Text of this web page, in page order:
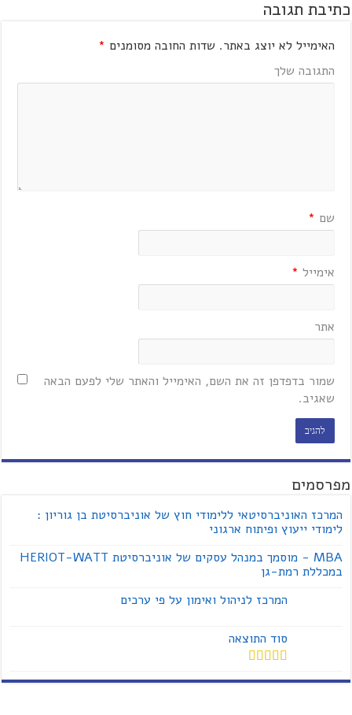
כתיבת תגובה
האימייל לא יוצג באתר. שדות החובה מסומנים *
התגובה שלך
שם *
אימייל *
אתר
שמור בדפדפן זה את השם, האימייל והאתר שלי לפעם הבאה
שאגיב.
מפרסמים
המרכז האוניברסיטאי ללימודי חוץ של אוניברסיטת בן גוריון :
לימודי ייעוץ ופיתוח ארגוני
MBA - מוסמך במנהל עסקים של אוניברסיטת HERIOT-WATT
במכללת רמת-גן
המרכז לניהול ואימון על פי ערכים
סוד התוצאה